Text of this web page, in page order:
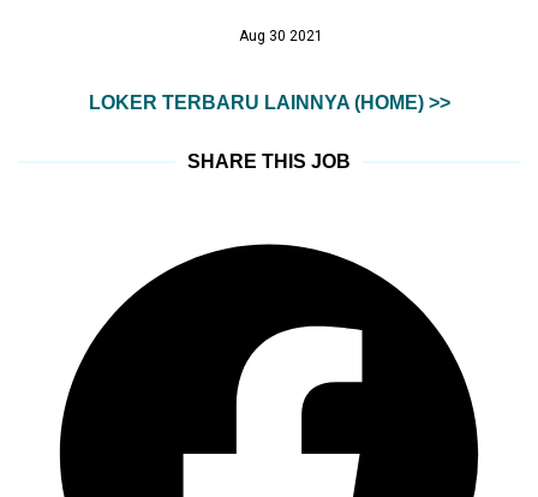
Aug 30 2021
LOKER TERBARU LAINNYA (HOME) >>
SHARE THIS JOB